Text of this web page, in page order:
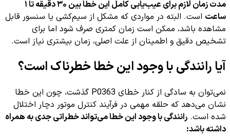
مدت زمان لازم برای عیب‌یابی کامل این خطا بین ۳۰ دقیقه تا ۱
ساعت است. البته در مواردی که مشکل از سیم‌کشی یا سنسور قابل
مشاهده باشد، ممکن است زمان کمتری صرف شود اما برای
تشخیص دقیق و اطمینان از علت اصلی، زمان بیشتری نیاز است.
آیا رانندگی با وجود این خطا خطرناک است؟
نمی‌توان به سادگی از کنار خطای P0363 گذشت، چون این خطا
نشان می‌دهد که حلقه مهمی در فرآیند کنترل موتور دچار اختلال
شده است. رانندگی با وجود این خطا می‌تواند خطراتی جدی به همراه
داشته باشد: